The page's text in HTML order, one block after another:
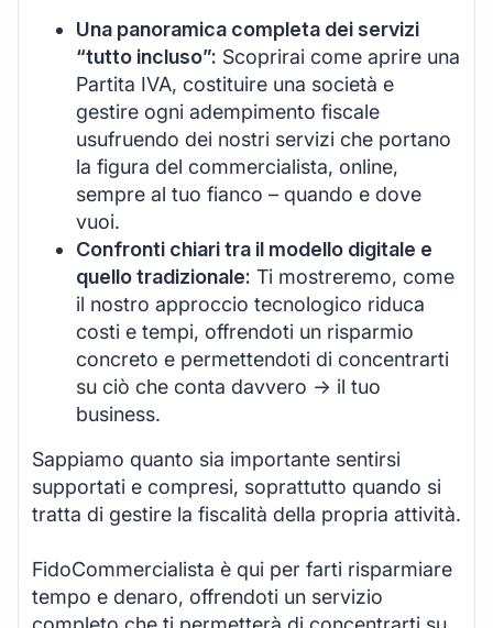
Una panoramica completa dei servizi
“tutto incluso”: Scoprirai come aprire una
Partita IVA, costituire una società e
gestire ogni adempimento fiscale
usufruendo dei nostri servizi che portano
la figura del commercialista, online,
sempre al tuo fianco – quando e dove
vuoi.
Confronti chiari tra il modello digitale e
quello tradizionale: Ti mostreremo, come
il nostro approccio tecnologico riduca
costi e tempi, offrendoti un risparmio
concreto e permettendoti di concentrarti
su ciò che conta davvero -> il tuo
business.
Sappiamo quanto sia importante sentirsi
supportati e compresi, soprattutto quando si
tratta di gestire la fiscalità della propria attività.
FidoCommercialista è qui per farti risparmiare
tempo e denaro, offrendoti un servizio